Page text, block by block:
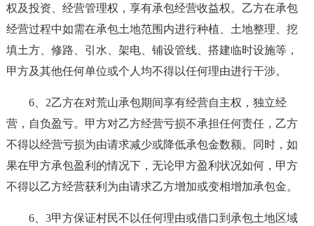
权及投资、经营管理权，享有承包经营收益权。乙方在承包
经营过程中如需在承包土地范围内进行种植、土地整理、挖
填土方、修路、引水、架电、铺设管线、搭建临时设施等，
甲方及其他任何单位或个人均不得以任何理由进行干涉。
6、2乙方在对荒山承包期间享有经营自主权，独立经
营，自负盈亏。甲方对乙方经营亏损不承担任何责任，乙方
不得以经营亏损为由请求减少或降低承包金数额。同时，如
果在甲方承包盈利的情况下，无论甲方盈利状况如何，甲方
不得以乙方经营获利为由请求乙方增加或变相增加承包金。
6、3甲方保证村民不以任何理由或借口到承包土地区域